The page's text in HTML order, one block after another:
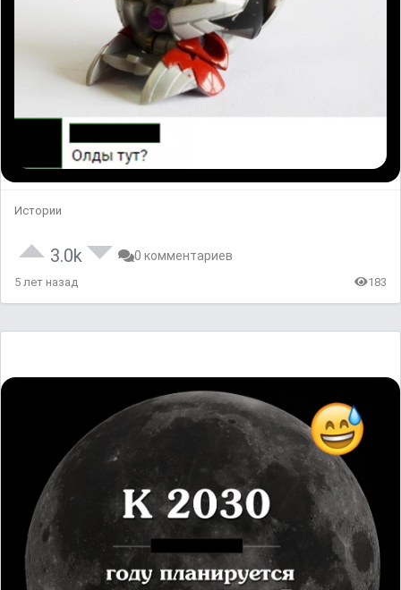
Истории
3.0k 0 комментариев
5 лет назад 183